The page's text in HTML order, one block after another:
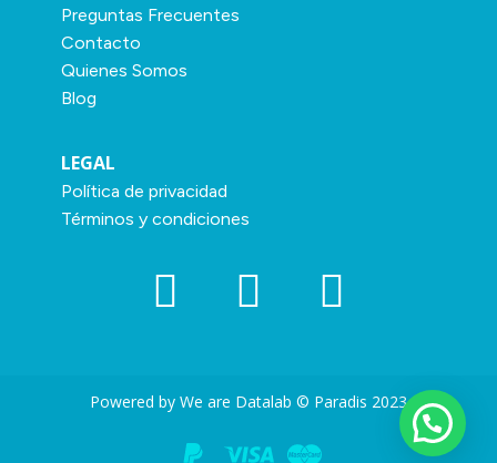
Preguntas Frecuentes
Contacto
Quienes Somos
Blog
LEGAL
Política de privacidad
Términos y condiciones
Powered by We are Datalab © Paradis 2023